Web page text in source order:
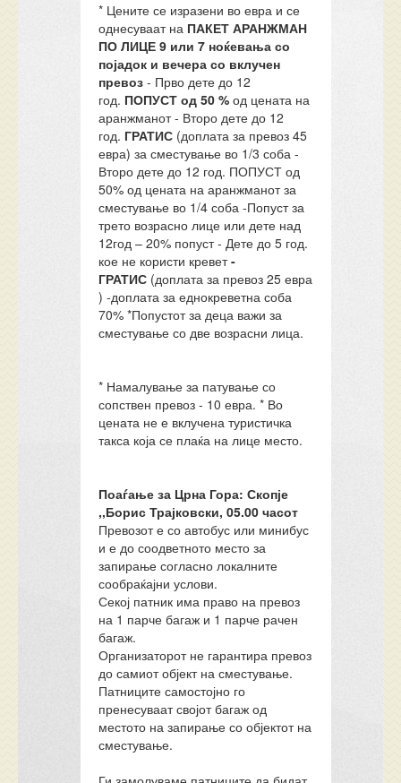
* Цените се изразени во евра и се
однесуваат на ПАКЕТ АРАНЖМАН
ПО ЛИЦЕ 9 или 7 ноќевања со
појадок и вечера со вклучен
превоз - Прво дете до 12
год. ПОПУСТ од 50 % од цената на
аранжманот - Второ дете до 12
год. ГРАТИС (доплата за превоз 45
евра) за сместување во 1/3 соба -
Второ дете до 12 год. ПОПУСТ од
50% од цената на аранжманот за
сместување во 1/4 соба -Попуст за
трето возрасно лице или дете над
12год – 20% попуст - Дете до 5 год.
кое не користи кревет-
ГРАТИС (доплата за превоз 25 евра
) -доплата за еднокреветна соба
70% *Попустот за деца важи за
сместување со две возрасни лица.
* Намалување за патување со
сопствен превоз - 10 евра. * Во
цената не е вклучена туристичка
такса која се плаќа на лице место.
Поаѓање за Црна Гора: Скопје
,,Борис Трајковски, 05.00 часот
Превозот е со автобус или минибус
и е до соодветното место за
запирање согласно локалните
сообраќајни услови.
Секој патник има право на превоз
на 1 парче багаж и 1 парче рачен
багаж.
Организаторот не гарантира превоз
до самиот објект на сместување.
Патниците самостојно го
пренесуваат својот багаж од
местото на запирање со објектот на
сместување.